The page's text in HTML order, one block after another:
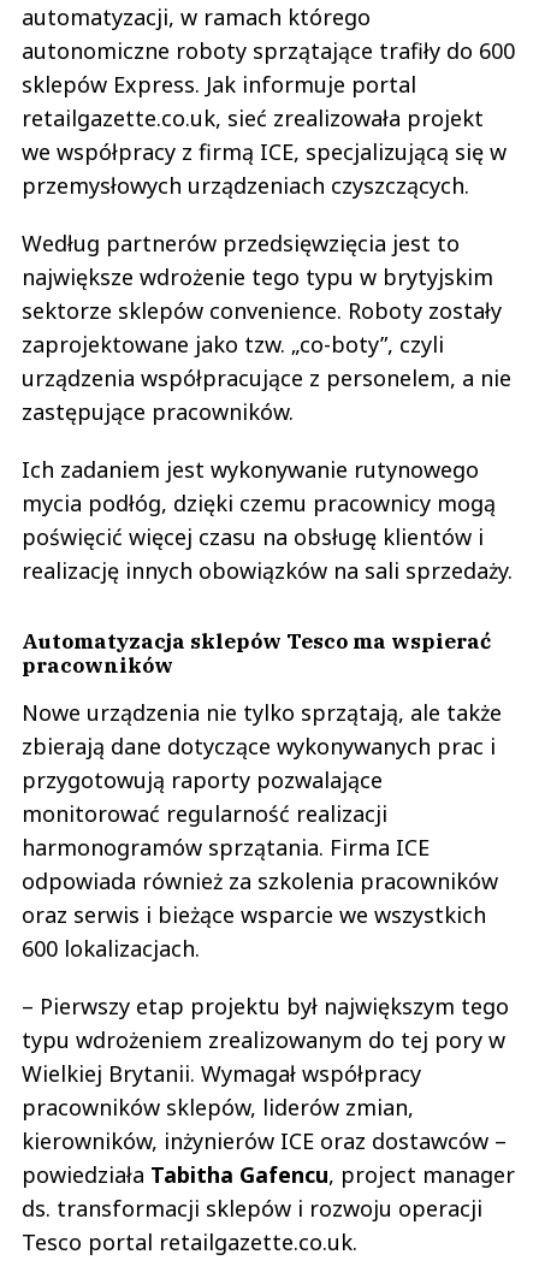
automatyzacji, w ramach którego
autonomiczne roboty sprzątające trafiły do 600
sklepów Express. Jak informuje portal
retailgazette.co.uk, sieć zrealizowała projekt
we współpracy z firmą ICE, specjalizującą się w
przemysłowych urządzeniach czyszczących.
Według partnerów przedsięwzięcia jest to
największe wdrożenie tego typu w brytyjskim
sektorze sklepów convenience. Roboty zostały
zaprojektowane jako tzw. „co-boty”, czyli
urządzenia współpracujące z personelem, a nie
zastępujące pracowników.
Ich zadaniem jest wykonywanie rutynowego
mycia podłóg, dzięki czemu pracownicy mogą
poświęcić więcej czasu na obsługę klientów i
realizację innych obowiązków na sali sprzedaży.
Automatyzacja sklepów Tesco ma wspierać
pracowników
Nowe urządzenia nie tylko sprzątają, ale także
zbierają dane dotyczące wykonywanych prac i
przygotowują raporty pozwalające
monitorować regularność realizacji
harmonogramów sprzątania. Firma ICE
odpowiada również za szkolenia pracowników
oraz serwis i bieżące wsparcie we wszystkich
600 lokalizacjach.
– Pierwszy etap projektu był największym tego
typu wdrożeniem zrealizowanym do tej pory w
Wielkiej Brytanii. Wymagał współpracy
pracowników sklepów, liderów zmian,
kierowników, inżynierów ICE oraz dostawców –
powiedziała Tabitha Gafencu, project manager
ds. transformacji sklepów i rozwoju operacji
Tesco portal retailgazette.co.uk.